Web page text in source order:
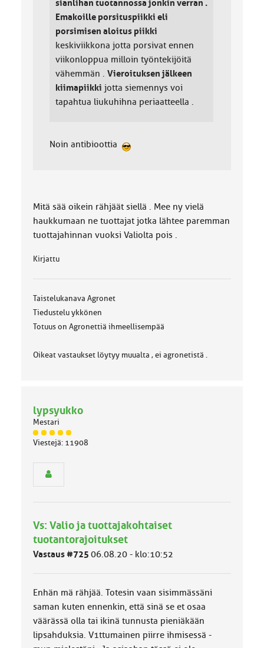
sianlihan tuotannossa jonkin verran .
Emakoille porsituspiikki eli
porsimisen aloitus piikki
keskiviikkona jotta porsivat ennen
viikonloppua milloin työntekijöitä
vähemmän . Vieroituksen jälkeen
kiimapiikki jotta siemennys voi
tapahtua liukuhihna periaatteella .
Noin antibioottia
Mitä sää oikein rähjäät siellä . Mee ny vielä
haukkumaan ne tuottajat jotka lähtee paremman
tuottajahinnan vuoksi Valiolta pois .
Kirjattu
Taistelukanava Agronet
Tiedustelu ykkönen
Totuus on Agronettiä ihmeellisempää
Oikeat vastaukset löytyy muualta , ei agronetistä .
lypsyukko
Mestari
J
ä
m
ä
u
k
a
Viestejä: 11908
Vs: Valio ja tuottajakohtaiset
tuotantorajoitukset
Vastaus #725 06.08.20 - klo:10:52
Enhän mä rähjää. Totesin vaan sisimmässäni
saman kuten ennenkin, että sinä se et osaa
väärässä olla tai ikinä tunnusta pieniäkään
lipsahduksia. V1ttumainen piirre ihmisessä -